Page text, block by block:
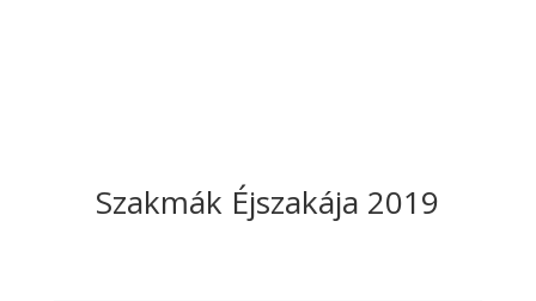
Szakmák Éjszakája 2019